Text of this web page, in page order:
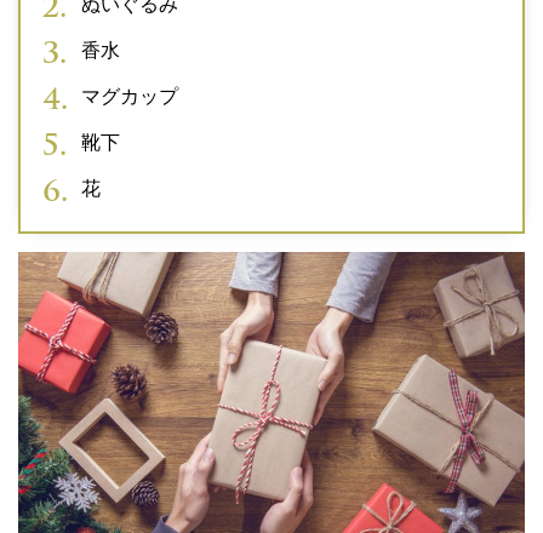
香水
マグカップ
靴下
花